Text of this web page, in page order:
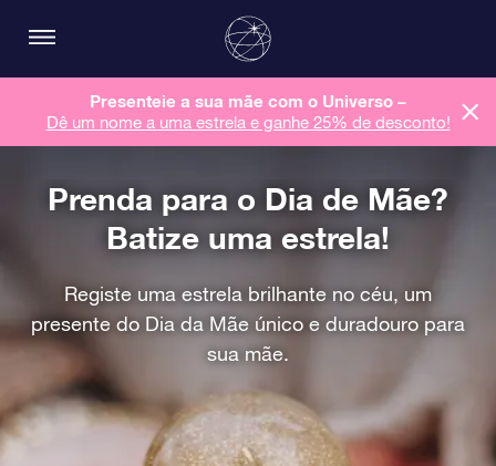
Presenteie a sua mãe com o Universo –
Dê um nome a uma estrela e ganhe 25% de desconto!
Prenda para o Dia de Mãe?
Batize uma estrela!
Registe uma estrela brilhante no céu, um
presente do Dia da Mãe único e duradouro para
sua mãe.